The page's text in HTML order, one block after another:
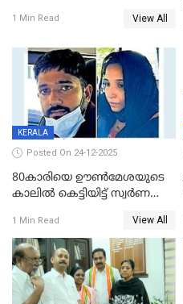
1 Min Read View All
KERALA
Posted On 24-12-2025
80കാരിയെ ഊൺമേശയുടെ
കാലിൽ കെട്ടിയിട്ട് സ്വർണവും
കൊച്ചുമകനും സുഹൃത്തും
അറസ്റ്റിൽ
1 Min Read View All